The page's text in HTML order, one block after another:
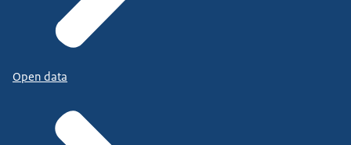
Open data